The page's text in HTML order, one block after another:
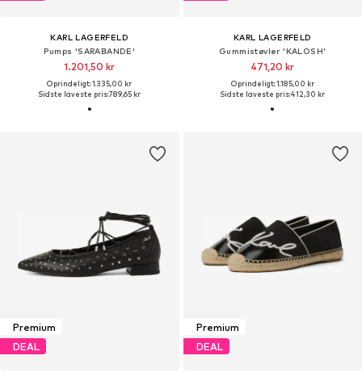
KARL LAGERFELD
Pumps 'SARABANDE'
1.201,50 kr
Oprindeligt: 1.335,00 kr
Sidste laveste pris:789,65 kr
KARL LAGERFELD
Gummistøvler 'KALOSH'
471,20 kr
Oprindeligt: 1.185,00 kr
Sidste laveste pris:412,30 kr
Premium
DEAL
Premium
DEAL